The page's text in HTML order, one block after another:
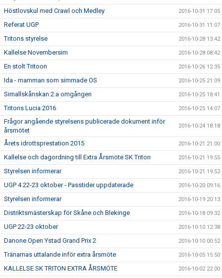
Höstlovskul med Crawl och Medley 2016-10-31 17:05
Referat UGP 2016-10-31 11:07
Tritons styrelse 2016-10-28 13:42
Kallelse Novembersim 2016-10-28 08:42
En stolt Tritoon 2016-10-26 12:35
Ida - mamman som simmade OS 2016-10-25 21:09
Simallskånskan 2:a omgången 2016-10-25 18:41
Tritons Lucia 2016 2016-10-25 14:07
Frågor angående styrelsens publicerade dokument inför
årsmötet
2016-10-24 18:18
Årets idrottsprestation 2015 2016-10-21 21:00
Kallelse och dagordning till Extra Årsmöte SK Triton 2016-10-21 19:55
Styrelsen informerar 2016-10-21 19:52
UGP 4 22-23 oktober - Passtider uppdaterade 2016-10-20 09:16
Styrelsen informerar 2016-10-19 20:13
Distriktsmästerskap för Skåne och Blekinge 2016-10-18 09:32
UGP 22-23 oktober 2016-10-10 12:38
Danone Open Ystad Grand Prix 2 2016-10-10 00:52
Tränarnas uttalande inför extra årsmöte 2016-10-05 15:50
KALLELSE SK TRITON EXTRA ÅRSMÖTE 2016-10-02 22:00